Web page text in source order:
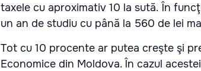
taxele cu aproximativ 10 la sută. În
un an de studiu cu până la 560 de lei
Tot cu 10 procente ar putea creşte şi
Economice din Moldova. În cazul